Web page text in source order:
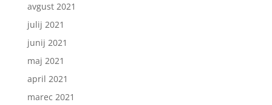
avgust 2021
julij 2021
junij 2021
maj 2021
april 2021
marec 2021